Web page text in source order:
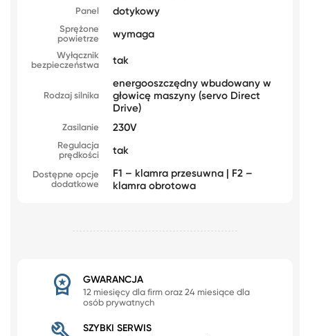
Panel dotykowy
Sprężone
powietrze
wymaga
Wyłącznik
bezpieczeństwa
tak
Rodzaj silnika
energooszczędny wbudowany w
głowicę maszyny (servo Direct
Drive)
Zasilanie 230V
Regulacja
prędkości
tak
Dostępne opcje
dodatkowe
F1 – klamra przesuwna | F2 –
klamra obrotowa
GWARANCJA
12 miesięcy dla firm oraz 24 miesiące dla
osób prywatnych
SZYBKI SERWIS